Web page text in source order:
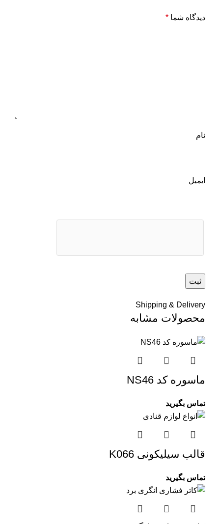
دیدگاه شما *
نام
ایمیل
Shipping & Delivery
محصولات مشابه
ماسوره کد NS46
تماس بگیرید
قالب سیلیکونی K066
تماس بگیرید